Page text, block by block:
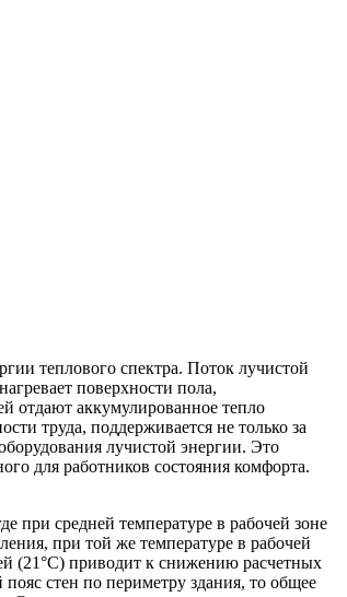
теплового спектра. Поток лучистой
поверхности пола,
отдают аккумулированное тепло
труда, поддерживается не только за
лучистой энергии. Это
для работников состояния комфорта.
при средней температуре в рабочей зоне
при той же температуре в рабочей
(21°С) приводит к снижению расчетных
стен по периметру здания, то общее